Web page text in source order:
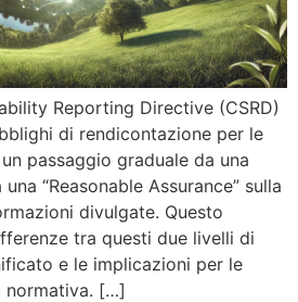
Reporting Directive (CSRD)
di rendicontazione per le
passaggio graduale da una
“Reasonable Assurance” sulla
divulgate. Questo
tra questi due livelli di
e le implicazioni per le
normativa. […]